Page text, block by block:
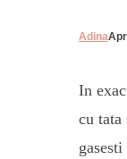
Adina
In
cu tata